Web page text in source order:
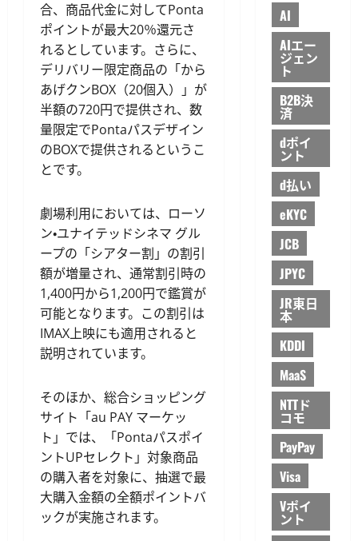
合、商品代金に対してPonta
ポイントが最大20％還元さ
れるとしています。さらに、
デリバリー限定商品の「から
あげクンBOX（20個入）」が
半額の720円で提供され、数
量限定でPontaパスデザイン
のBOXで提供されるというこ
とです。
劇場利用においては、ローソ
ン・ユナイテッドシネマ グル
ープの「シアター割」の割引
額が増量され、通常割引時の
1,400円から1,200円で鑑賞が
可能となります。この割引は
IMAX上映にも適用されると
説明されています。
そのほか、総合ショッピング
サイト「au PAY マーケッ
ト」では、「Pontaパスポイ
ントUPセレクト」対象商品
の購入者を対象に、抽選で最
大購入金額の全額ポイントバ
ックが実施されます。
AI
AIエー
ジェン
ト
B2B決
済
dポイ
ント
d払い
eKYC
JCB
JPYC
JR東日
本
KDDI
MaaS
NTTド
コモ
PayPay
Visa
Vポイ
ント